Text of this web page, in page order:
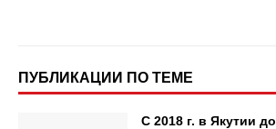
ПУБЛИКАЦИИ ПО ТЕМЕ
С 2018 г. в Якутии